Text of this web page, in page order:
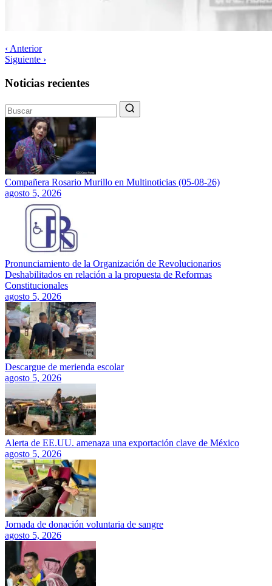
‹ Anterior
Siguiente ›
Noticias recientes
Compañera Rosario Murillo en Multinoticias (05-08-26)
agosto 5, 2026
Pronunciamiento de la Organización de Revolucionarios
Deshabilitados en relación a la propuesta de Reformas
Constitucionales
agosto 5, 2026
Descargue de merienda escolar
agosto 5, 2026
Alerta de EE.UU. amenaza una exportación clave de México
agosto 5, 2026
Jornada de donación voluntaria de sangre
agosto 5, 2026